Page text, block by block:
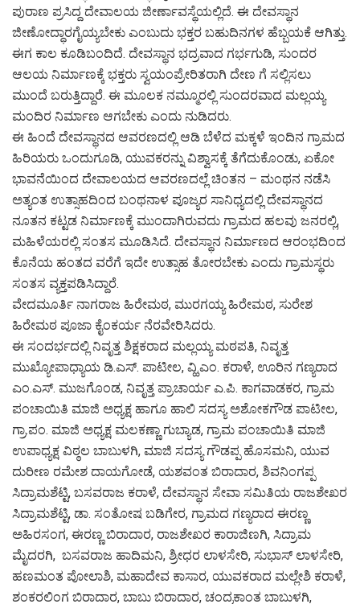
ಪುರಾಣ ಪ್ರಸಿದ್ದ ದೇವಾಲಯ ಜೀರ್ಣಾವಸ್ಥೆಯಲ್ಲಿದೆ. ಈ ದೇವಸ್ಥಾನ
ಜೀಣೋದ್ಧಾರಗೈಯ್ಯಬೇಕು ಎಂಬುದು ಭಕ್ತರ ಬಹುದಿನಗಳ ಹೆಬ್ಬಯಕೆ ಆಗಿತ್ತು.
ಈಗ ಕಾಲ ಕೂಡಿಬಂದಿದೆ. ದೇವಸ್ಥಾನ ಭದ್ರವಾದ ಗರ್ಭಗುಡಿ, ಸುಂದರ
ಆಲಯ ನಿರ್ಮಾಣಕ್ಕೆ ಭಕ್ತರು ಸ್ವಯಂಪ್ರೇರಿತರಾಗಿ ದೇಣ ಗೆ ಸಲ್ಲಿಸಲು
ಮುಂದೆ ಬರುತ್ತಿದ್ದಾರೆ. ಈ ಮೂಲಕ ನಮ್ಮೂರಲ್ಲಿ ಸುಂದರವಾದ ಮಲ್ಲಯ್ಯ
ಮಂದಿರ ನಿರ್ಮಾಣ ಆಗಬೇಕು ಎಂದು ನುಡಿದರು.
ಈ ಹಿಂದೆ ದೇವಸ್ಥಾನದ ಆವರಣದಲ್ಲಿ ಆಡಿ ಬೆಳೆದ ಮಕ್ಕಳೆ ಇಂದಿನ ಗ್ರಾಮದ
ಹಿರಿಯರು ಒಂದುಗೂಡಿ, ಯುವಕರನ್ನು ವಿಶ್ವಾಸಕ್ಕೆ ತೆಗೆದುಕೊಂಡು, ಏಕೋ
ಭಾವನೆಯಿಂದ ದೇವಾಲಯದ ಆವರಣದಲ್ಲೆ ಚಿಂತನ – ಮಂಥನ ನಡೆಸಿ
ಅತ್ಯಂತ ಉತ್ಸಾಹದಿಂದ ಬಂಥನಾಳ ಪೂಜ್ಯರ ಸಾನಿಧ್ಯದಲ್ಲಿ ದೇವಸ್ಥಾನದ
ನೂತನ ಕಟ್ಟಡ ನಿರ್ಮಾಣಕ್ಕೆ ಮುಂದಾಗಿರುವದು ಗ್ರಾಮದ ಹಲವು ಜನರಲ್ಲಿ,
ಮಹಿಳೆಯರಲ್ಲಿ ಸಂತಸ ಮೂಡಿಸಿದೆ. ದೇವಸ್ಥಾನ ನಿರ್ಮಾಣದ ಆರಂಭದಿಂದ
ಕೊನೆಯ ಹಂತದ ವರೆಗೆ ಇದೇ ಉತ್ಸಾಹ ತೋರಬೇಕು ಎಂದು ಗ್ರಾಮಸ್ಥರು
ಸಂತಸ ವ್ಯಕ್ತಪಡಿಸಿದ್ದಾರೆ.
ವೇದಮೂರ್ತಿ ನಾಗರಾಜ ಹಿರೇಮಠ, ಮುರಗಯ್ಯ ಹಿರೇಮಠ, ಸುರೇಶ
ಹಿರೇಮಠ ಪೂಜಾ ಕೈಂಕರ್ಯ ನೆರವೇರಿಸಿದರು.
ಈ ಸಂದರ್ಭದಲ್ಲಿ ನಿವೃತ್ತ ಶಿಕ್ಷಕರಾದ ಮಲ್ಲಯ್ಯ ಮಠಪತಿ, ನಿವೃತ್ತ
ಮುಖ್ಯೋಪಾಧ್ಯಾಯ ಡಿ.ಎಸ್. ಪಾಟೀಲ, ವ್ಹಿ.ಎಂ. ಕರಾಳೆ, ಊರಿನ ಗಣ್ಯರಾದ
ಎಂ.ಎಸ್. ಮುಜಗೊಂಡ, ನಿವೃತ್ತ ಪ್ರಾಚಾರ್ಯ ಎ.ಪಿ. ಕಾಗವಾಡಕರ, ಗ್ರಾಮ
ಪಂಚಾಯಿತಿ ಮಾಜಿ ಅಧ್ಯಕ್ಷ ಹಾಗೂ ಹಾಲಿ ಸದಸ್ಯ ಅಶೋಕಗೌಡ ಪಾಟೀಲ,
ಗ್ರಾ.ಪಂ. ಮಾಜಿ ಅಧ್ಯಕ್ಷ ಮಲಕಣ್ಣಾ ಗುಬ್ಯಾಡ, ಗ್ರಾಮ ಪಂಚಾಯಿತಿ ಮಾಜಿ
ಉಪಾಧ್ಯಕ್ಷ ವಿಠ್ಠಲ ಬಾಬುಳಗಿ, ಮಾಜಿ ಸದಸ್ಯ ಗೌಡಪ್ಪ ಹೊಸಮನಿ, ಯುವ
ದುರೀಣ ರಮೇಶ ದಾಯಗೋಡೆ, ಯಶವಂತ ಬಿರಾದಾರ, ಶಿವನಿಂಗಪ್ಪ
ಸಿದ್ರಾಮಶೆಟ್ಟಿ, ಬಸವರಾಜ ಕರಾಳೆ, ದೇವಸ್ಥಾನ ಸೇವಾ ಸಮಿತಿಯ ರಾಜಶೇಖರ
ಸಿದ್ರಾಮಶೆಟ್ಟಿ, ಡಾ. ಸಂತೋಷ ಬಡಿಗೇರ, ಗ್ರಾಮದ ಗಣ್ಯರಾದ ಈರಣ್ಣ
ಅಹಿರಸಂಗ, ಈರಣ್ಣ ಬಿರಾದಾರ, ರಾಜಶೇಖರ ಕಾರಾಜಿಣಗಿ, ಸಿದ್ರಾಮ
ಮೈದರಗಿ, ಬಸವರಾಜ ಹಾದಿಮನಿ, ಶ್ರೀಧರ ಲಾಳಸೇರಿ, ಸುಭಾಸ್ ಲಾಳಸೇರಿ,
ಹಣಮಂತ ಪೋಲಾಶಿ, ಮಹಾದೇವ ಕಾಸಾರ, ಯುವಕರಾದ ಮಲ್ಲೇಶಿ ಕರಾಳೆ,
ಶಂಕರಲಿಂಗ ಬಿರಾದಾರ, ಬಾಬು ಬಿರಾದಾರ, ಚಂದ್ರಕಾಂತ ಬಾಬುಳಗಿ,